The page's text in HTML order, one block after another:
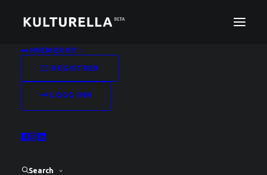
👀 HVEM ER VI?
✍🏻 REGISTRER
🗝️ LOGG INN
Search
BLI SYNLIG!